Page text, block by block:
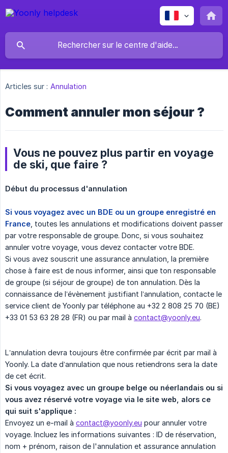
Articles sur : Annulation
Comment annuler mon séjour ?
Vous ne pouvez plus partir en voyage
de ski, que faire ?
Début du processus d'annulation
Si vous voyagez avec un BDE ou un groupe enregistré en
France , toutes les annulations et modifications doivent passer
par votre responsable de groupe. Donc, si vous souhaitez
annuler votre voyage, vous devez contacter votre BDE.
Si vous avez souscrit une assurance annulation, la première
chose à faire est de nous informer, ainsi que ton responsable
de groupe (si séjour de groupe) de ton annulation. Dès la
connaissance de l’évènement justifiant l’annulation, contacte le
service client de Yoonly par téléphone au +32 2 808 25 70 (BE)
+33 01 53 63 28 28 (FR) ou par mail à contact@yoonly.eu.
L’annulation devra toujours être confirmée par écrit par mail à
Yoonly. La date d’annulation que nous retiendrons sera la date
de cet écrit.
Si vous voyagez avec un groupe belge ou néerlandais ou si
vous avez réservé votre voyage via le site web, alors ce
qui suit s'applique :
Envoyez un e-mail à contact@yoonly.eu pour annuler votre
voyage. Incluez les informations suivantes : ID de réservation,
nom + prénom, raison de l'annulation et assurance annulation